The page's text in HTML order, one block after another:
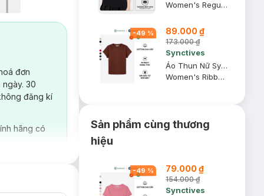
đơn
30
đăng kí
hãng có
Women's Regular Fit Curved Hem T-Shirt
-49 % 89.000 ₫
173.000 ₫
Synctives
Áo Thun Nữ Synctives Slim Fit, USA Cotton, Đỏ Nâu Sẫm, Size L
Women's Ribbed Waist Length Fitted T-shirt - CWTS0016
Sản phẩm cùng thương
hiệu
-49 % 79.000 ₫
154.000 ₫
Synctives